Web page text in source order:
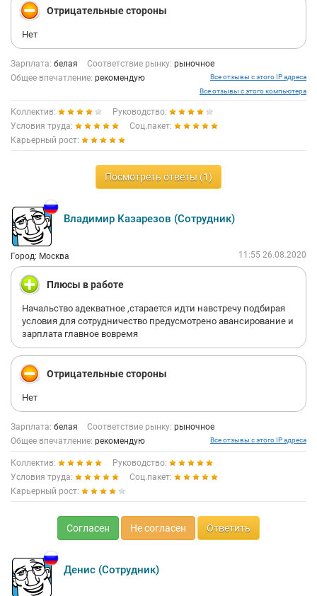
Отрицательные стороны
Нет
Зарплата: белая Соответствие рынку: рыночное
Общее впечатление: рекомендую
Все отзывы с этого IP адреса
Все отзывы с этого компьютера
Коллектив:
Руководство:
Условия труда:
Соц.пакет:
Карьерный рост:
Посмотреть ответы (1)
Владимир Казарезов (Сотрудник)
Город: Москва 11:55 26.08.2020
Плюсы в работе
Начальство адекватное ,старается идти навстречу подбирая
условия для сотрудничество предусмотрено авансирование и
зарплата главное вовремя
Отрицательные стороны
Нет
Зарплата: белая Соответствие рынку: рыночное
Общее впечатление: рекомендую Все отзывы с этого IP адреса
Коллектив:
Руководство:
Условия труда:
Соц.пакет:
Карьерный рост:
Согласен Не согласен Ответить
Денис (Сотрудник)